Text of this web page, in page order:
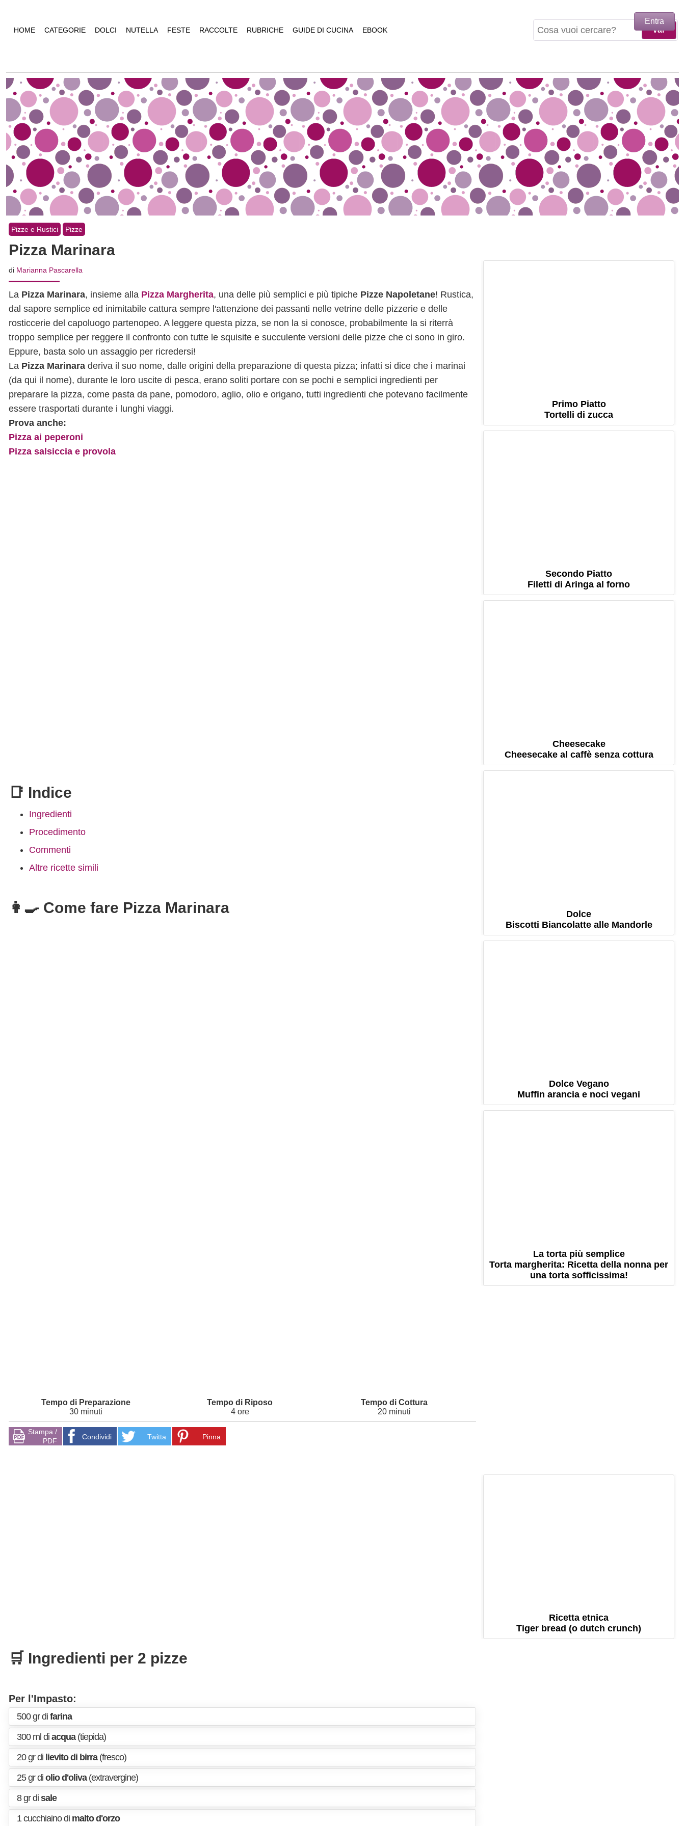
HOME CATEGORIE DOLCI NUTELLA FESTE RACCOLTE RUBRICHE GUIDE DI CUCINA EBOOK
Pizze e Rustici Pizze
Pizza Marinara
di Marianna Pascarella
La Pizza Marinara, insieme alla Pizza Margherita, una delle più semplici e più tipiche Pizze Napoletane! Rustica,
dal sapore semplice ed inimitabile cattura sempre l'attenzione dei passanti nelle vetrine delle pizzerie e delle
rosticcerie del capoluogo partenopeo. A leggere questa pizza, se non la si conosce, probabilmente la si riterrà
troppo semplice per reggere il confronto con tutte le squisite e succulente versioni delle pizze che ci sono in giro.
Eppure, basta solo un assaggio per ricredersi!
La Pizza Marinara deriva il suo nome, dalle origini della preparazione di questa pizza; infatti si dice che i marinai
(da qui il nome), durante le loro uscite di pesca, erano soliti portare con se pochi e semplici ingredienti per
preparare la pizza, come pasta da pane, pomodoro, aglio, olio e origano, tutti ingredienti che potevano facilmente
essere trasportati durante i lunghi viaggi.
Prova anche:
Pizza ai peperoni
Pizza salsiccia e provola
📑 Indice
Ingredienti
Procedimento
Commenti
Altre ricette simili
👩‍🍳 Come fare Pizza Marinara
30 minuti 4 ore 20 minuti
Stampa /
PDF
Condividi Twitta Pinna
🛒 Ingredienti per 2 pizze
Per l'Impasto:
500 gr di farina
300 ml di acqua(tiepida)
20 gr di lievito di birra(fresco)
25 gr di olio d'oliva(extravergine)
8 gr di sale
1 cucchiaino di malto d'orzo
Primo Piatto
Tortelli di zucca
Secondo Piatto
Filetti di Aringa al forno
Cheesecake
Cheesecake al caffè senza cottura
Dolce
Biscotti Biancolatte alle Mandorle
Dolce Vegano
Muffin arancia e noci vegani
La torta più semplice
Torta margherita: Ricetta della nonna per
una torta sofficissima!
Ricetta etnica
Tiger bread (o dutch crunch)
Entra